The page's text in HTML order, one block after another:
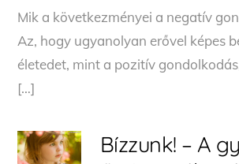
Mik a következményei a negatív
Az, hogy ugyanolyan erővel képes
életedet, mint a pozitív
[…]
Bízzunk! – A